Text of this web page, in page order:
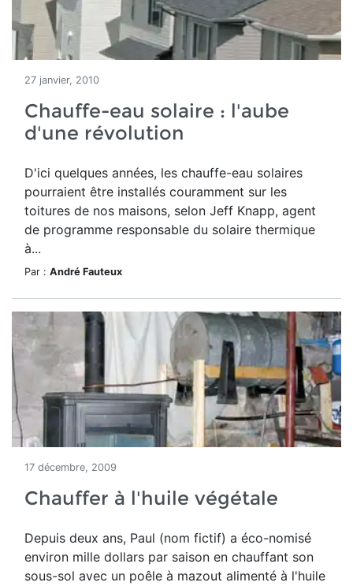
27 janvier, 2010
Chauffe-eau solaire : l'aube
d'une révolution
D'ici quelques années, les chauffe-eau solaires
pourraient être installés couramment sur les
toitures de nos maisons, selon Jeff Knapp, agent
de programme responsable du solaire thermique
à...
Par : André Fauteux
17 décembre, 2009
Chauffer à l'huile végétale
Depuis deux ans, Paul (nom fictif) a éco-nomisé
environ mille dollars par saison en chauffant son
sous-sol avec un poêle à mazout alimenté à l'huile